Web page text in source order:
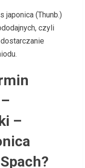
japonica (Thunb.)
czyli
–